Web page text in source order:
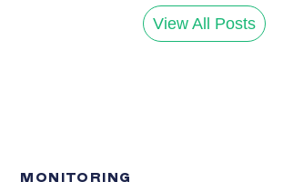
View All Posts
MONITORING